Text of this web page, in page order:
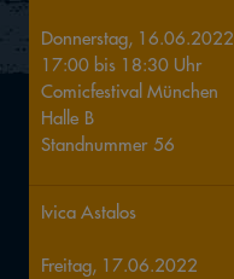
Donnerstag, 16.06.2022
17:00 bis 18:30 Uhr
Comicfestival München
Halle B
Standnummer 56
Ivica Astalos
Freitag, 17.06.2022